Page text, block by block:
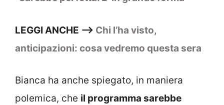
LEGGI ANCHE –> Chi l’ha visto,
anticipazioni: cosa vedremo questa sera
Bianca ha anche spiegato, in maniera
polemica, che il programma sarebbe